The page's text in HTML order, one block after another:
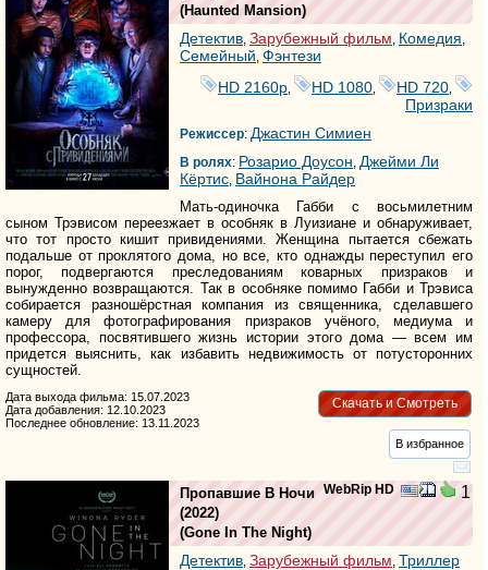
(Haunted Mansion)
Детектив, Зарубежный фильм, Комедия,
Семейный, Фэнтези
HD 2160р
HD 1080 HD 720
Призраки
Режиссер: Джастин Симиен
В ролях: Розарио Доусон, Джейми Ли
Кёртис, Вайнона Райдер
Мать-одиночка Габби с восьмилетним
сыном Трэвисом переезжает в особняк в Луизиане и обнаруживает,
что тот просто кишит привидениями. Женщина пытается сбежать
подальше от проклятого дома, но все, кто однажды переступил его
порог, подвергаются преследованиям коварных призраков и
вынужденно возвращаются. Так в особняке помимо Габби и Трэвиса
собирается разношёрстная компания из священника, сделавшего
камеру для фотографирования призраков учёного, медиума и
профессора, посвятившего жизнь истории этого дома — всем им
придется выяснить, как избавить недвижимость от потусторонних
сущностей.
Скачать и Смотреть
Дата выхода фильма: 15.07.2023
Дата добавления: 12.10.2023
Последнее обновление: 13.11.2023
В избранное
WebRip HD 1
Пропавшие В Ночи
(2022)
(Gone In The Night)
Детектив Зарубежный фильм Триллер